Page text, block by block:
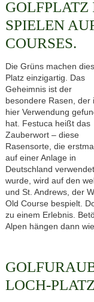
SPIELEN
COURSES.
Die Grüns machen
Platz einzigartig. Das
Geheimnis ist der
besondere Rasen, der
hier Verwendung
hat. Festuca heißt das
Zauberwort – diese
Rasensorte, die
auf einer Anlage in
Deutschland verwendet
wurde, wird auf den
und St. Andrews, der
Old Course bespielt.
zu einem Erlebnis.
Alpen hängen dann
LOCH-PLATZ